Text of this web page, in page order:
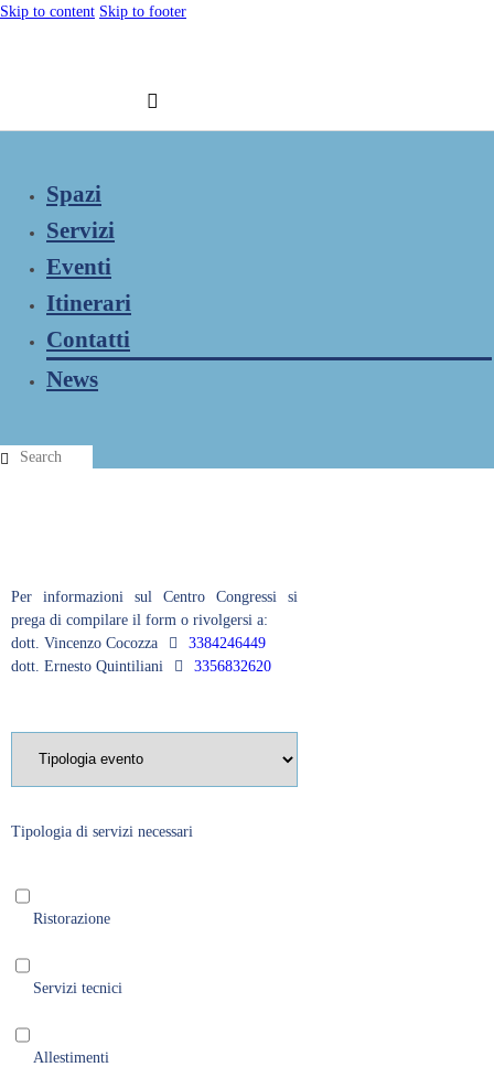
Skip to content Skip to footer
Spazi
Servizi
Eventi
Itinerari
Contatti
News
Per informazioni sul Centro Congressi si
prega di compilare il form o rivolgersi a:
dott. Vincenzo Cocozza
3384246449
dott. Ernesto Quintiliani
3356832620
Tipologia di servizi necessari
Ristorazione
Servizi tecnici
Allestimenti